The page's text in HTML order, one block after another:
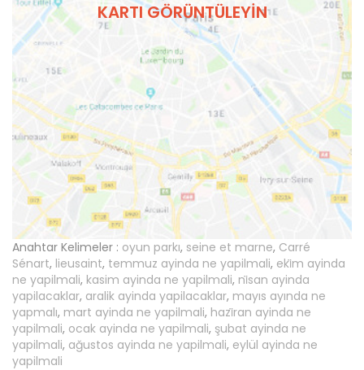
KARTI GÖRÜNTÜLEYIN
Anahtar Kelimeler : oyun parkı, seine et marne, Carré
Sénart, lieusaint, temmuz ayinda ne yapilmali, eki̇m ayinda
ne yapilmali, kasim ayinda ne yapilmali, ni̇san ayinda
yapilacaklar, aralik ayinda yapilacaklar, mayıs ayında ne
yapmalı, mart ayinda ne yapilmali, hazi̇ran ayinda ne
yapilmali, ocak ayinda ne yapilmali, şubat ayinda ne
yapilmali, ağustos ayinda ne yapilmali, eylül ayinda ne
yapilmali